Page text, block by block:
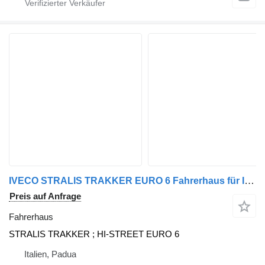
IVECO STRALIS TRAKKER EURO 6 Fahrerhaus für IVECO LKW
Preis auf Anfrage
Fahrerhaus
STRALIS TRAKKER ; HI-STREET EURO 6
Italien, Padua